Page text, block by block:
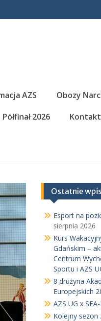
AZS
Obozy
2026 Kontakt
Ostatnie
Esport na
sierpnia 2026
Kurs
Gdańskim –
Centrum
Sportu i AZS
8 drużyna
Europejskich
AZS UG x SEA-
Kolejny sezon